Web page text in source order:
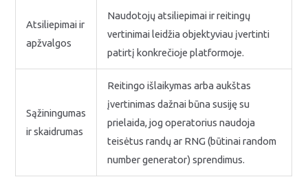
Atsiliepimai ir
apžvalgos
Naudotojų atsiliepimai ir reitingų
vertinimai leidžia objektyviau įvertinti
patirtį konkrečioje platformoje.
Sąžiningumas
ir skaidrumas
Reitingo išlaikymas arba aukštas
įvertinimas dažnai būna susiję su
prielaida, jog operatorius naudoja
teisėtus randų ar RNG (būtinai random
number generator) sprendimus.